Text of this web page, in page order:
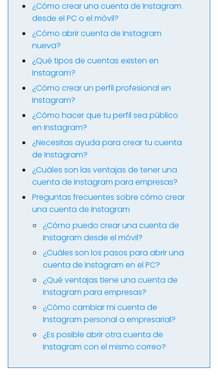
¿Cómo crear una cuenta de Instagram
desde el PC o el móvil?
¿Cómo abrir cuenta de Instagram
nueva?
¿Qué tipos de cuentas existen en
Instagram?
¿Cómo crear un perfil profesional en
Instagram?
¿Cómo hacer que tu perfil sea público
en Instagram?
¿Necesitas ayuda para crear tu cuenta
de Instagram?
¿Cuáles son las ventajas de tener una
cuenta de Instagram para empresas?
Preguntas frecuentes sobre cómo crear
una cuenta de Instagram
¿Cómo puedo crear una cuenta de
Instagram desde el móvil?
¿Cuáles son los pasos para abrir una
cuenta de Instagram en el PC?
¿Qué ventajas tiene una cuenta de
Instagram para empresas?
¿Cómo cambiar mi cuenta de
Instagram personal a empresarial?
¿Es posible abrir otra cuenta de
Instagram con el mismo correo?